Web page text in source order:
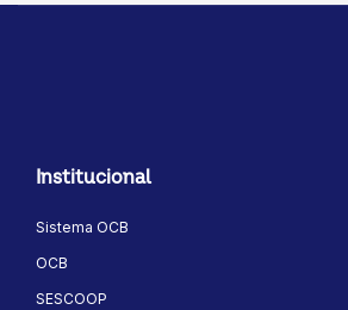
Institucional
Sistema OCB
OCB
SESCOOP